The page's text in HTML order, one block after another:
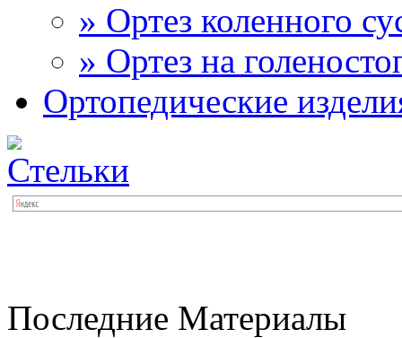
» Ортез коленного
» Ортез на
Ортопедические
Последние Материалы